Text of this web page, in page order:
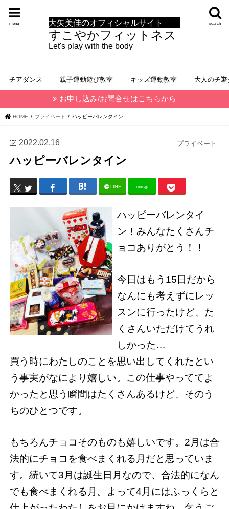
大矢美佳のオフィシャルサイト
すこやかフィットネス
Let's play with the body
search
menu
チアダンス 親子運動遊び教室 キッズ運動教室 大人のチ
お申し込み/お問合せはこちらから
HOME プライベート ハッピーバレンタイン
プライベート
2022.02.16
ハッピーバレンタイン
LINE LINE@
ハッピーバレンタイ
ン！みんなたくさんチ
ョコありがとう！！
今日はもう15日だから
なんにも考えずにレッ
スンに行ったけど、た
くさんいただけてうれ
しかった…
買う時にわたしのことを思い出してくれたとい
う事実がなにより嬉しい。この仕事やっててよ
かったと思う瞬間はたくさんあるけど、そのう
ちのひとつです。
もちろんチョコそのものも嬉しいです。2月は合
法的にチョコを食べまくれる月だと思っていま
す。続いて3月は誕生日月なので、合法的になん
でも食べまくれる月。よって4月にはふっくらと